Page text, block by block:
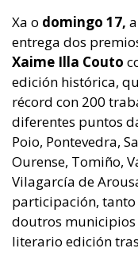
Xa o domingo 17,
entrega dos
Xaime Illa Couto
edición histórica,
récord con 200
diferentes puntos
Poio, Pontevedra,
Ourense, Tomiño,
Vilagarcía de
participación,
doutros municipios
literario edición